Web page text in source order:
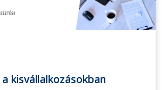
kisvállalkozásokban